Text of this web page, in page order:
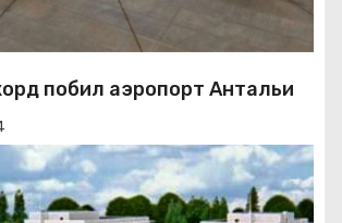
побил аэропорт Антальи